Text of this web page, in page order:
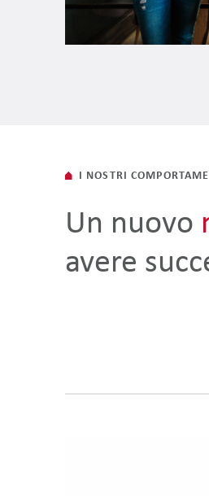
I NOSTRI
Un nuovo
avere